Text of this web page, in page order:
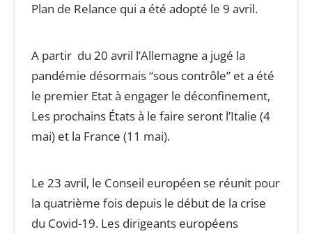
Plan de Relance qui a été adopté le 9 avril.
A partir du 20 avril l’Allemagne a jugé la
pandémie désormais “sous contrôle” et a été
le premier Etat à engager le déconfinement,
Les prochains États à le faire seront l’Italie (4
mai) et la France (11 mai).
Le 23 avril, le Conseil européen se réunit pour
la quatrième fois depuis le début de la crise
du Covid-19. Les dirigeants européens